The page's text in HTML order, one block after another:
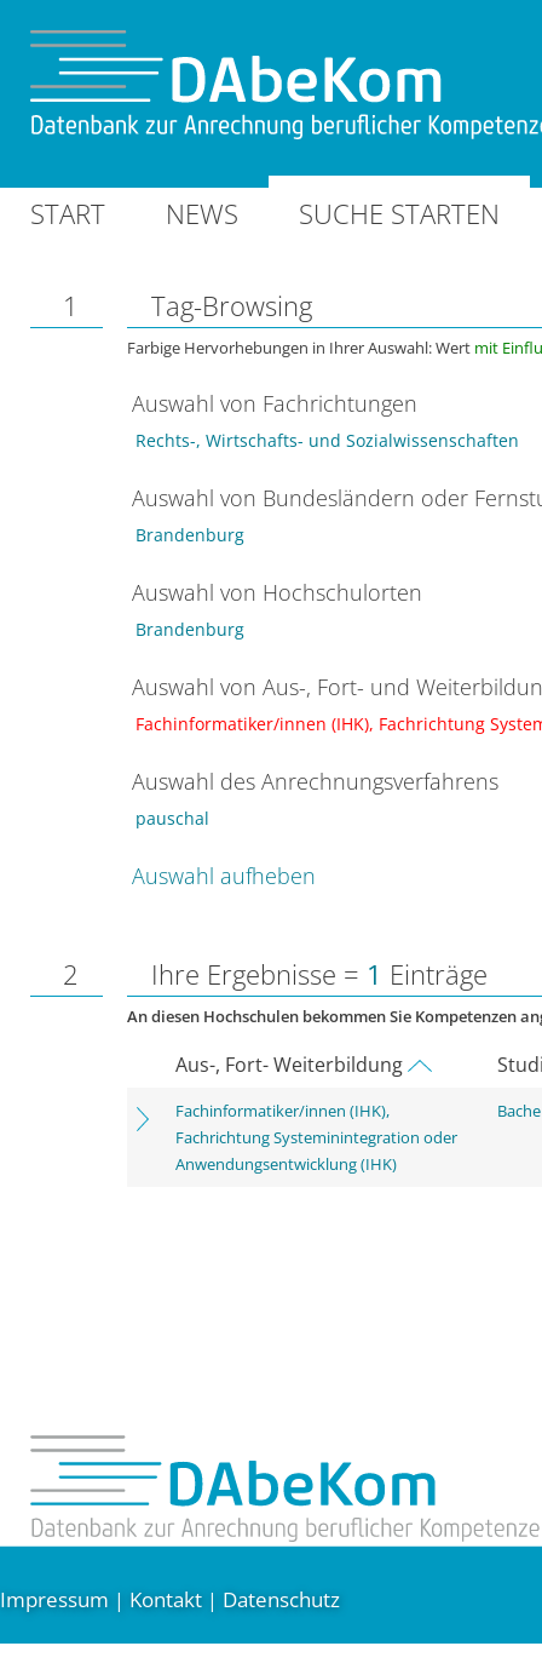
START NEWS SUCHE STARTEN
1 Tag-Browsing
Farbige Hervorhebungen in Ihrer Auswahl: Wert mit
Auswahl von Fachrichtungen
Rechts-, Wirtschafts- und Sozialwissenschaften
Auswahl von Bundesländern oder
Brandenburg
Auswahl von Hochschulorten
Brandenburg
Auswahl von Aus-, Fort- und
Fachinformatiker/innen (IHK), Fachrichtung
Auswahl des Anrechnungsverfahrens
pauschal
Auswahl aufheben
2 Ihre Ergebnisse = 1 Einträge
An diesen Hochschulen bekommen Sie Kompetenzen
Aus-, Fort- Weiterbildung
Fachinformatiker/innen (IHK),
Fachrichtung Systeminintegration oder
Anwendungsentwicklung (IHK)
Impressum | Kontakt | Datenschutz